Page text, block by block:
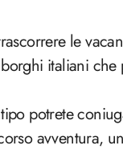
italiani
potrete
avventura,